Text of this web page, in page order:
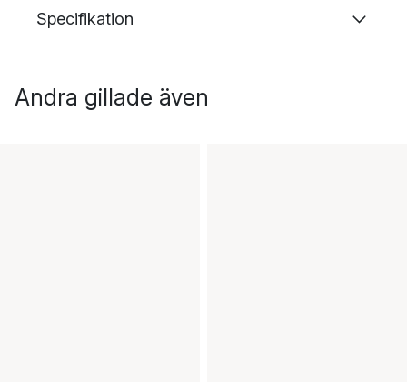
Specifikation
Andra gillade även